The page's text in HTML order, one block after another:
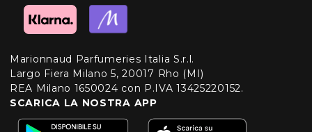
Marionnaud Parfumeries Italia S.r.l.
Largo Fiera Milano 5, 20017 Rho (MI)
REA Milano 1650024 con P.IVA 13425220152.
SCARICA LA NOSTRA APP